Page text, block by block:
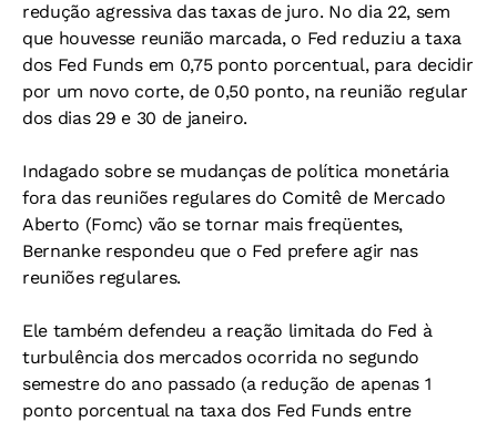
redução agressiva das taxas de juro. No dia 22, sem
que houvesse reunião marcada, o Fed reduziu a taxa
dos Fed Funds em 0,75 ponto porcentual, para decidir
por um novo corte, de 0,50 ponto, na reunião regular
dos dias 29 e 30 de janeiro.
Indagado sobre se mudanças de política monetária
fora das reuniões regulares do Comitê de Mercado
Aberto (Fomc) vão se tornar mais freqüentes,
Bernanke respondeu que o Fed prefere agir nas
reuniões regulares.
Ele também defendeu a reação limitada do Fed à
turbulência dos mercados ocorrida no segundo
semestre do ano passado (a redução de apenas 1
ponto porcentual na taxa dos Fed Funds entre